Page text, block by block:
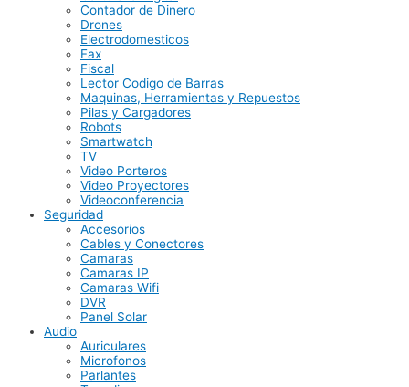
Contador de Dinero
Drones
Electrodomesticos
Fax
Fiscal
Lector Codigo de Barras
Maquinas, Herramientas y Repuestos
Pilas y Cargadores
Robots
Smartwatch
TV
Video Porteros
Video Proyectores
Videoconferencia
Seguridad
Accesorios
Cables y Conectores
Camaras
Camaras IP
Camaras Wifi
DVR
Panel Solar
Audio
Auriculares
Microfonos
Parlantes